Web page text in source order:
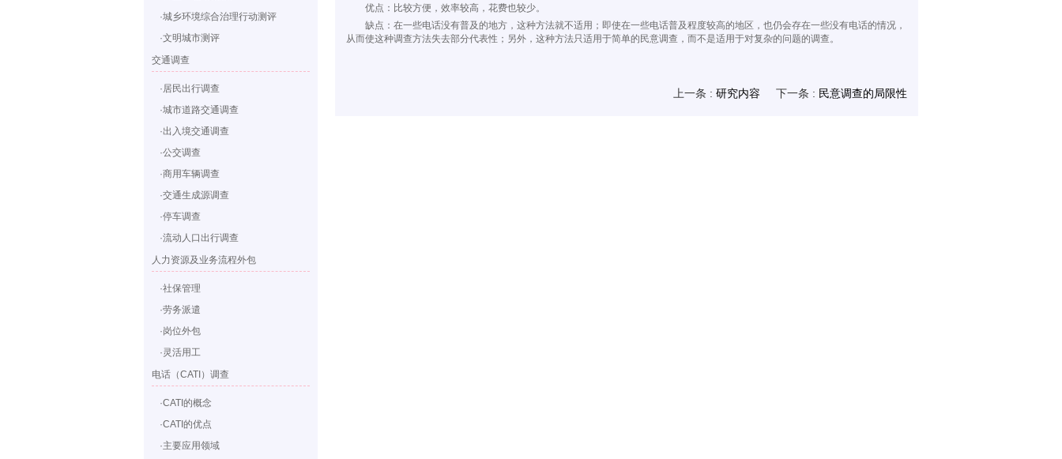
·城乡环境综合治理行动测评
·文明城市测评
交通调查
·居民出行调查
·城市道路交通调查
·出入境交通调查
·公交调查
·商用车辆调查
·交通生成源调查
·停车调查
·流动人口出行调查
人力资源及业务流程外包
·社保管理
·劳务派遣
·岗位外包
·灵活用工
电话（CATI）调查
·CATI的概念
·CATI的优点
·主要应用领域
优点：比较方便，效率较高，花费也较少。
缺点：在一些电话没有普及的地方，这种方法就不适用；即使在一些电话普及程度较高的地区，也仍会存在一些没有电话的情况，
从而使这种调查方法失去部分代表性；另外，这种方法只适用于简单的民意调查，而不是适用于对复杂的问题的调查。
下一条 : 民意调查的局限性
上一条 : 研究内容